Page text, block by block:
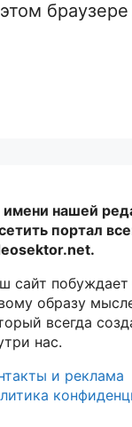
нашей
портал
сайт побуждает
образу
всегда
нас.
и реклама